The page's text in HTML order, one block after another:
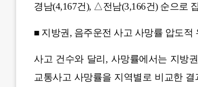
경남(4,167건), △전남(3,166건) 순으로
■ 지방권, 음주운전 사고 사망률 압도적
사고 건수와 달리, 사망률에서는 지방
교통사고 사망률을 지역별로 비교한